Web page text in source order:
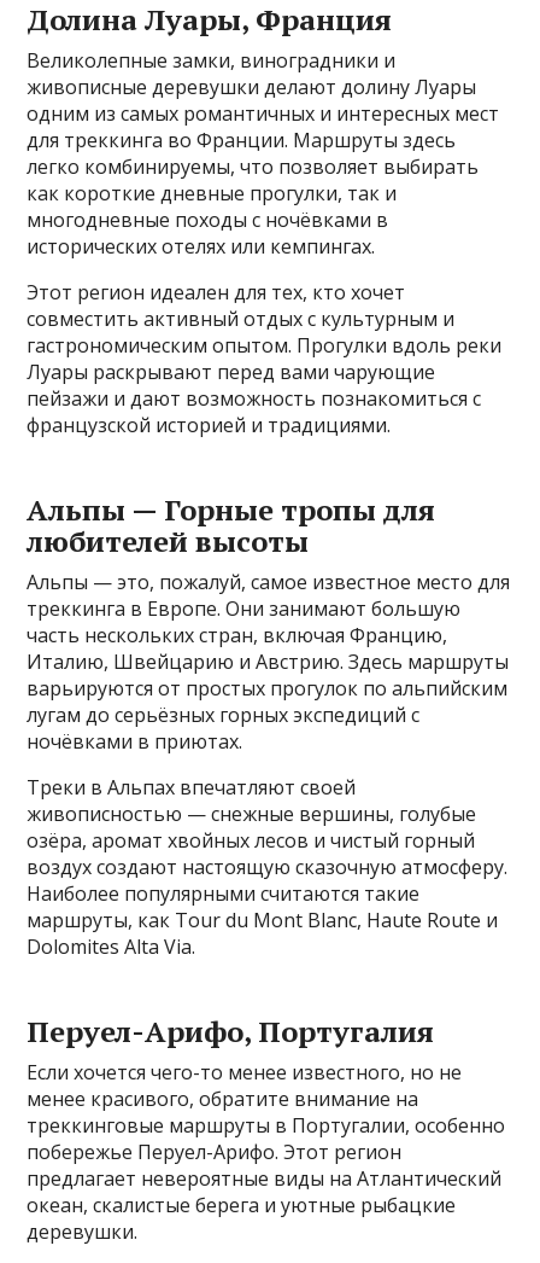
Долина Луары, Франция
Великолепные замки, виноградники и
живописные деревушки делают долину Луары
одним из самых романтичных и интересных мест
для треккинга во Франции. Маршруты здесь
легко комбинируемы, что позволяет выбирать
как короткие дневные прогулки, так и
многодневные походы с ночёвками в
исторических отелях или кемпингах.
Этот регион идеален для тех, кто хочет
совместить активный отдых с культурным и
гастрономическим опытом. Прогулки вдоль реки
Луары раскрывают перед вами чарующие
пейзажи и дают возможность познакомиться с
французской историей и традициями.
Альпы — Горные тропы для
любителей высоты
Альпы — это, пожалуй, самое известное место для
треккинга в Европе. Они занимают большую
часть нескольких стран, включая Францию,
Италию, Швейцарию и Австрию. Здесь маршруты
варьируются от простых прогулок по альпийским
лугам до серьёзных горных экспедиций с
ночёвками в приютах.
Треки в Альпах впечатляют своей
живописностью — снежные вершины, голубые
озёра, аромат хвойных лесов и чистый горный
воздух создают настоящую сказочную атмосферу.
Наиболее популярными считаются такие
маршруты, как Tour du Mont Blanc, Haute Route и
Dolomites Alta Via.
Перуел-Арифо, Португалия
Если хочется чего-то менее известного, но не
менее красивого, обратите внимание на
треккинговые маршруты в Португалии, особенно
побережье Перуел-Арифо. Этот регион
предлагает невероятные виды на Атлантический
океан, скалистые берега и уютные рыбацкие
деревушки.